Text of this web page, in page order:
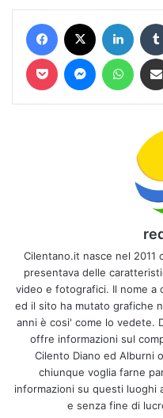
Facebook
Pocket Messenger
Cilentano.it nasce nel 2011
presentava delle
video e fotografici. Il nome a
ed il sito ha mutato grafiche
anni è cosi' come lo vedete.
offre informazioni sul
Cilento Diano ed Alburni
chiunque voglia farne
informazioni su questi luoghi
e senza fine di